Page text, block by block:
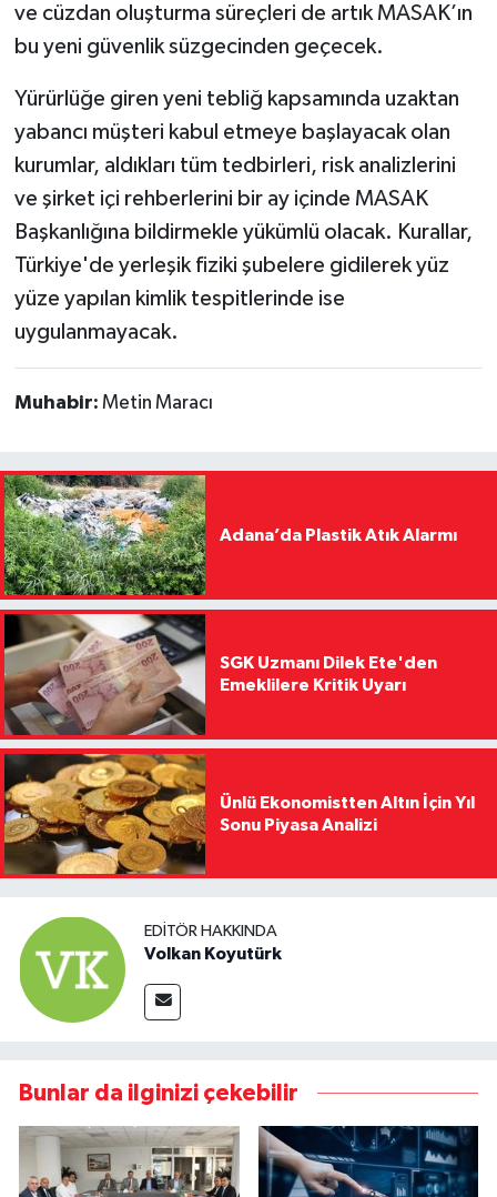
ve cüzdan oluşturma süreçleri de artık MASAK’ın
bu yeni güvenlik süzgecinden geçecek.
Yürürlüğe giren yeni tebliğ kapsamında uzaktan
yabancı müşteri kabul etmeye başlayacak olan
kurumlar, aldıkları tüm tedbirleri, risk analizlerini
ve şirket içi rehberlerini bir ay içinde MASAK
Başkanlığına bildirmekle yükümlü olacak. Kurallar,
Türkiye'de yerleşik fiziki şubelere gidilerek yüz
yüze yapılan kimlik tespitlerinde ise
uygulanmayacak.
Muhabir: Metin Maracı
Adana’da Plastik Atık Alarmı
SGK Uzmanı Dilek Ete'den
Emeklilere Kritik Uyarı
Ünlü Ekonomistten Altın İçin Yıl
Sonu Piyasa Analizi
EDITÖR HAKKINDA
Volkan Koyutürk
Bunlar da ilginizi çekebilir